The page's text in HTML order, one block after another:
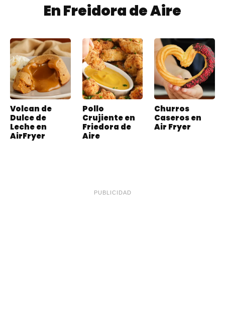
En Freidora de Aire
Volcan de
Dulce de
Leche en
AirFryer
Pollo
Crujiente en
Friedora de
Aire
Churros
Caseros en
Air Fryer
PUBLICIDAD